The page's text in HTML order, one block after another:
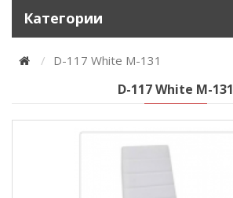
Категории
D-117 White M-131
D-117 White M-131